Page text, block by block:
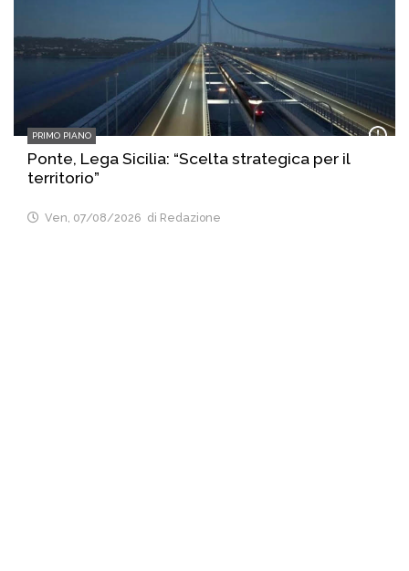
PRIMO PIANO
Ponte, Lega Sicilia: “Scelta strategica per il
territorio”
Ven, 07/08/2026 di Redazione